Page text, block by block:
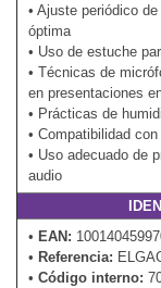
• Ajuste periódico
óptima
• Uso de estuche
• Técnicas de
en presentaciones
• Prácticas de
• Compatibilidad
• Uso adecuado de
audio
• EAN:
• Referencia:
• Código interno: